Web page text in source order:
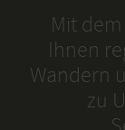
Mit
Ihnen
Wandern
zu